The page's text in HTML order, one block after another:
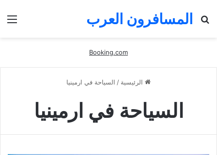
المسافرون العرب
Booking.com
الرئيسية / السياحة في ارمينيا
السياحة في ارمينيا